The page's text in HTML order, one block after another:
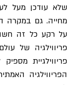
שלא עודכן מעל
מחייה. גם במקרה
על רקע כל זה חשוב
פריווילגיה של עולם
פריווילגיית מספיק
הפריווילגיה